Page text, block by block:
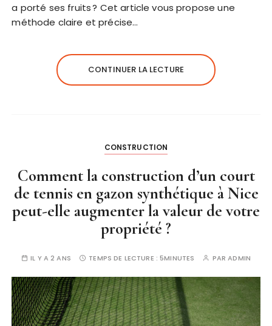
a porté ses fruits ? Cet article vous propose une
méthode claire et précise…
CONTINUER LA LECTURE
CONSTRUCTION
Comment la construction d’un court
de tennis en gazon synthétique à Nice
peut-elle augmenter la valeur de votre
propriété ?
IL Y A 2 ANS TEMPS DE LECTURE :5MINUTES PARADMIN